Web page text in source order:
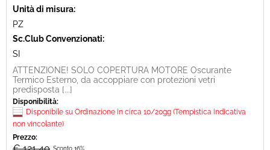
Unità di misura:
PZ
Sc.Club Convenzionati:
SI
ATTENZIONE! SOLO COPERTURA MOTORE Oscurante
Termico Esterno, da accoppiare con protezioni vetri
predisposta [...]
Disponibilità:
Disponibile su Ordinazione in circa 10/20gg (Tempistica indicativa
non vincolante)
Prezzo:
Sconto 16%